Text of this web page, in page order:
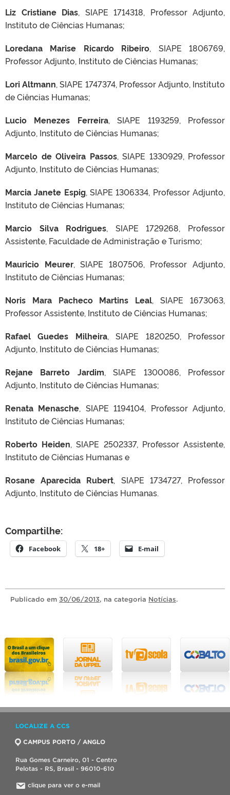
Liz Cristiane Dias, SIAPE 1714318, Professor Adjunto,
Instituto de Ciências Humanas;
Loredana Marise Ricardo Ribeiro, SIAPE 1806769,
Professor Adjunto, Instituto de Ciências Humanas;
Lori Altmann, SIAPE 1747374, Professor Adjunto, Instituto
de Ciências Humanas;
Lucio Menezes Ferreira, SIAPE 1193259, Professor
Adjunto, Instituto de Ciências Humanas;
Marcelo de Oliveira Passos, SIAPE 1330929, Professor
Adjunto, Instituto de Ciências Humanas;
Marcia Janete Espig, SIAPE 1306334, Professor Adjunto,
Instituto de Ciências Humanas;
Marcio Silva Rodrigues, SIAPE 1729268, Professor
Assistente, Faculdade de Administração e Turismo;
Mauricio Meurer, SIAPE 1807506, Professor Adjunto,
Instituto de Ciências Humanas;
Noris Mara Pacheco Martins Leal, SIAPE 1673063,
Professor Assistente, Instituto de Ciências Humanas;
Rafael Guedes Milheira, SIAPE 1820250, Professor
Adjunto, Instituto de Ciências Humanas;
Rejane Barreto Jardim, SIAPE 1300086, Professor
Adjunto, Instituto de Ciências Humanas;
Renata Menasche, SIAPE 1194104, Professor Adjunto,
Instituto de Ciências Humanas;
Roberto Heiden, SIAPE 2502337, Professor Assistente,
Instituto de Ciências Humanas e
Rosane Aparecida Rubert, SIAPE 1734727, Professor
Adjunto, Instituto de Ciências Humanas.
Compartilhe:
Facebook 18+ E-mail
Publicado em 30/06/2013, na categoria Notícias.
LOCALIZE A CCS
CAMPUS PORTO / ANGLO
Rua Gomes Carneiro, 01 - Centro
Pelotas - RS, Brasil - 96010-610
clique para ver o e-mail